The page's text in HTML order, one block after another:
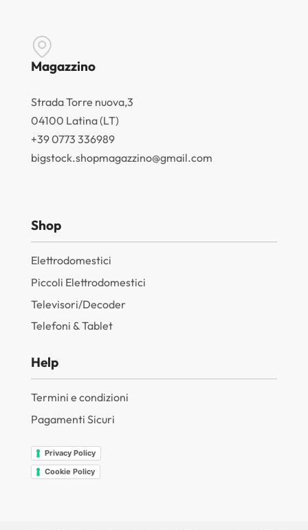
Magazzino
Strada Torre nuova,3
04100 Latina (LT)
+39 0773 336989
bigstock.shopmagazzino@gmail.com
Shop
Elettrodomestici
Piccoli Elettrodomestici
Televisori/Decoder
Telefoni & Tablet
Help
Termini e condizioni
Pagamenti Sicuri
Privacy Policy
Cookie Policy